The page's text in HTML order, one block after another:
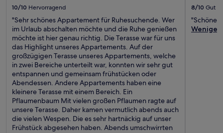
10/10 Hervorragend
"Sehr schönes Appartement für Ruhesuchende. Wer
im Urlaub abschalten möchte und die Ruhe genießen
möchte ist hier genau richtig. Die Terasse war für uns
das Highlight unseres Appartements. Auf der
großzügigen Terasse unseres Appartements, welche
in zwei Bereiche unterteilt war, konnten wir sehr gut
entspannen und gemeinsam frühstücken oder
Abendessen. Andere Appartements haben eine
kleinere Terasse mit einem Bereich. Ein
Pflaumenbaum Mit vielen großen Pflaumen ragte auf
unsere Terasse. Daher kamen vermutlich abends auch
die vielen Wespen. Die es sehr hartnäckig auf unser
Frühstück abgesehen haben. Abends umschwirrten
8/10 Gut
"Schöne
Weniger